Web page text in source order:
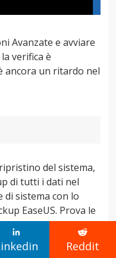
 
Reddit
Avanzate e avviare
verifica è
ancora un ritardo nel
del sistema,
di tutti i dati nel
di sistema con lo
EaseUS. Prova le
una fallisce, prova
a rendere il
fluido e veloce.